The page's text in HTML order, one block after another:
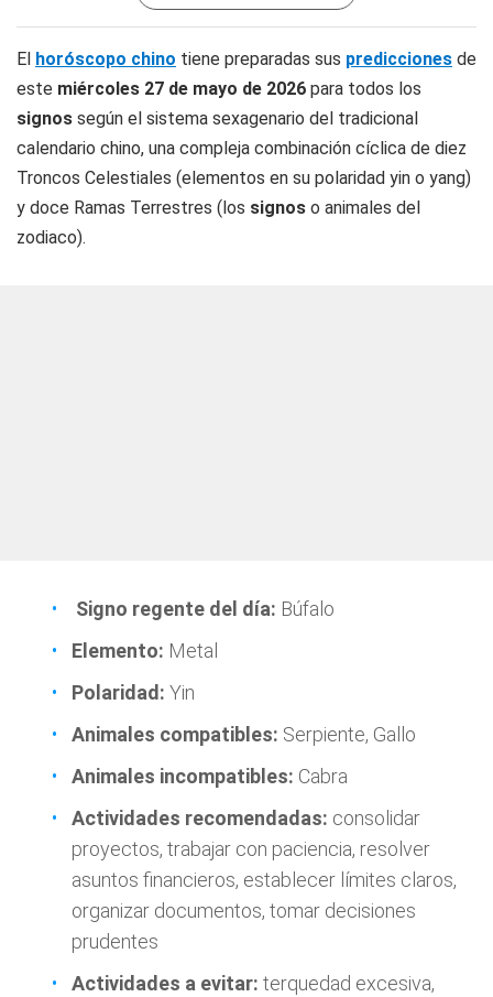
El horóscopo chino tiene preparadas sus predicciones de
este miércoles 27 de mayo de 2026 para todos los
signos según el sistema sexagenario del tradicional
calendario chino, una compleja combinación cíclica de diez
Troncos Celestiales (elementos en su polaridad yin o yang)
y doce Ramas Terrestres (los signos o animales del
zodiaco).
Signo regente del día: Búfalo
Elemento: Metal
Polaridad: Yin
Animales compatibles: Serpiente, Gallo
Animales incompatibles: Cabra
Actividades recomendadas: consolidar
proyectos, trabajar con paciencia, resolver
asuntos financieros, establecer límites claros,
organizar documentos, tomar decisiones
prudentes
Actividades a evitar: terquedad excesiva,